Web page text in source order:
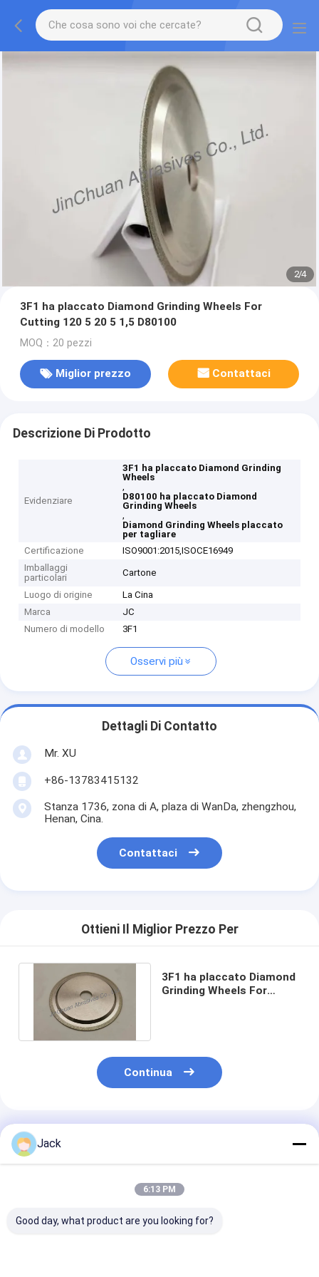
2/4
3F1 ha placcato Diamond Grinding Wheels For
Cutting 120 5 20 5 1,5 D80100
MOQ：20 pezzi
Miglior prezzo Contattaci
Descrizione Di Prodotto
Evidenziare
3F1 ha placcato Diamond Grinding
Wheels
,
D80100 ha placcato Diamond
Grinding Wheels
,
Diamond Grinding Wheels placcato
per tagliare
Certificazione
ISO9001:2015,ISOCE16949
Imballaggi
particolari
Cartone
Luogo di origine
La Cina
Marca
JC
Numero di modello
3F1
Osservi più
Dettagli Di Contatto
Mr. XU
+86-13783415132
Stanza 1736, zona di A, plaza di WanDa, zhengzhou,
Henan, Cina.
Contattaci
Ottieni Il Miglior Prezzo Per
3F1 ha placcato Diamond
Grinding Wheels For
Continua
Prodotti Raccomandati
Jack
6:13 PM
Good day, what product are you looking for?